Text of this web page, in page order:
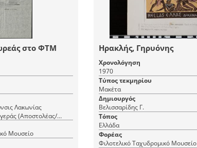
στο ΦΤΜ
Λακωνίας
(Αποστολέας/
Μουσείο
Ηρακλής, Γηρυόνης
Χρονολόγηση
1970
Τύπος τεκμηρίου
Μακέτα
Δημιουργός
Βελισσαρίδης Γ.
Τόπος
Ελλάδα
Φορέας
Φιλοτελικό Ταχυδρομικό Μουσείο